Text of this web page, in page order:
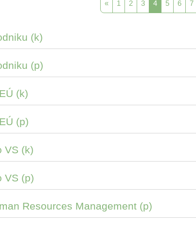
«Predchádzajúca stránka
1 Strana 1
2Strana 2
3Strana 3
4Strana 4
5Strana 5
6 7
(k)
(p)
(k)
(p)
VS (k)
VS (p)
Resources Management (p)